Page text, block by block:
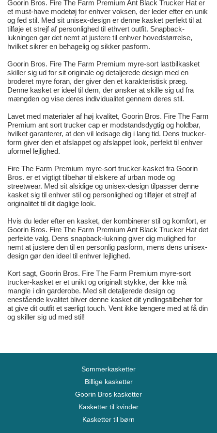
Goorin Bros. Fire The Farm Premium Ant Black Trucker Hat er
et must-have modetøj for enhver voksen, der leder efter en unik
og fed stil. Med sit unisex-design er denne kasket perfekt til at
tilføje et strejf af personlighed til ethvert outfit. Snapback-
lukningen gør det nemt at justere til enhver hovedstørrelse,
hvilket sikrer en behagelig og sikker pasform.
Goorin Bros. Fire The Farm Premium myre-sort lastbilkasket
skiller sig ud for sit originale og detaljerede design med en
broderet myre foran, der giver den et karakteristisk præg.
Denne kasket er ideel til dem, der ønsker at skille sig ud fra
mængden og vise deres individualitet gennem deres stil.
Lavet med materialer af høj kvalitet, Goorin Bros. Fire The Farm
Premium ant sort trucker cap er modstandsdygtig og holdbar,
hvilket garanterer, at den vil ledsage dig i lang tid. Dens trucker-
form giver den et afslappet og afslappet look, perfekt til enhver
uformel lejlighed.
Fire The Farm Premium myre-sort trucker-kasket fra Goorin
Bros. er et vigtigt tilbehør til elskere af urban mode og
streetwear. Med sit alsidige og unisex-design tilpasser denne
kasket sig til enhver stil og personlighed og tilføjer et strejf af
originalitet til dit daglige look.
Hvis du leder efter en kasket, der kombinerer stil og komfort, er
Goorin Bros. Fire The Farm Premium Ant Black Trucker Hat det
perfekte valg. Dens snapback-lukning giver dig mulighed for
nemt at justere den til en personlig pasform, mens dens unisex-
design gør den ideel til enhver lejlighed.
Kort sagt, Goorin Bros. Fire The Farm Premium myre-sort
trucker-kasket er et unikt og originalt stykke, der ikke må
mangle i din garderobe. Med sit detaljerede design og
enestående kvalitet bliver denne kasket dit yndlingstilbehør for
at give dit outfit et særligt touch. Vent ikke længere med at få din
og skiller sig ud med stil!
Sommerkasketter
Billige kasketter
Goorin Bros kasketter
Kasketter til kvinder
Kasketter til børn